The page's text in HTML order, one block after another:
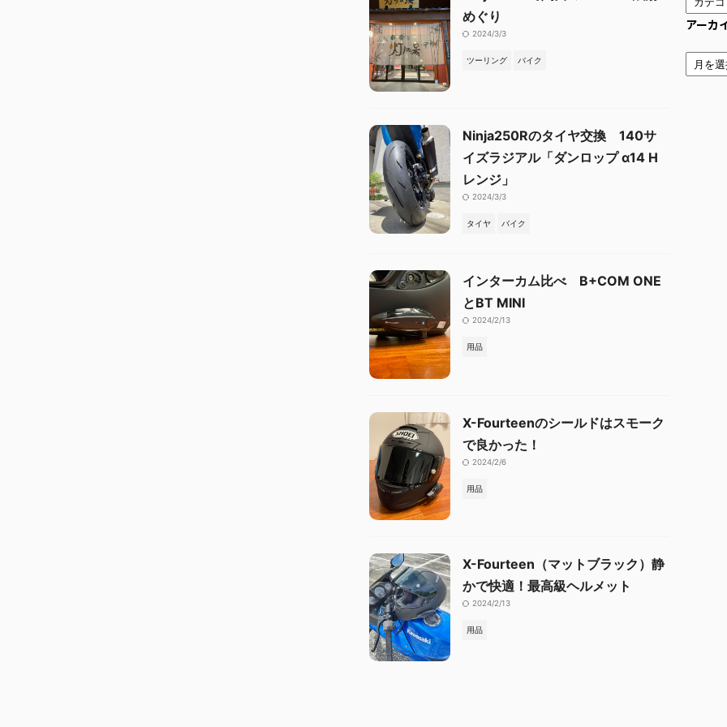
めぐり
2024/3/3
ツーリング バイク
Ninja250Rのタイヤ交換 140サ
イズラジアル「ダンロップ α14 H
レンジ」
2024/3/3
タイヤ バイク
インターカム比べ B+COM ONE
とBT MINI
2024/2/13
用品
X-Fourteenのシールドはスモーク
で良かった！
2024/2/6
用品
X-Fourteen（マットブラック）静
かで快適！最高級ヘルメット
2024/2/13
用品
アーカ